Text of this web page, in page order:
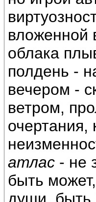
вложенной
облака
полдень -
вечером -
ветром,
очертания,
атлас - не
быть